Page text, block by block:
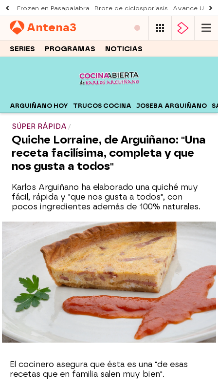
Frozen en Pasapalabra Brote de ciclosporiasis Avance Una
Antena3
SERIES PROGRAMAS NOTICIAS
ARGUIÑANO HOY TRUCOS COCINA JOSEBA ARGUIÑANO
SÚPER RÁPIDA
Quiche Lorraine, de Arguiñano: "Una
receta facilísima, completa y que
nos gusta a todos"
Karlos Arguiñano ha elaborado una quiché muy
fácil, rápida y "que nos gusta a todos", con
pocos ingredientes además de 100% naturales.
Cristina García Chacón
Publicado: 09 de febrero de 2023, 13:44
El cocinero asegura que ésta es una "de esas
recetas que en familia salen muy bien".